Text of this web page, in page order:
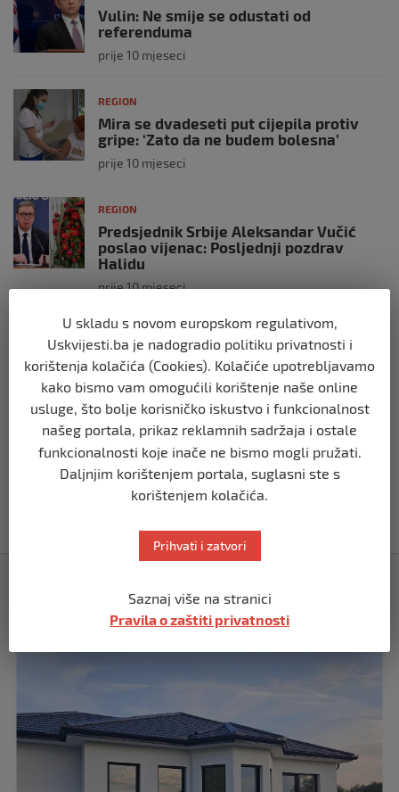
Vulin: Ne smije se odustati od
referenduma
prije 10 mjeseci
REGION
Mira se dvadeseti put cijepila protiv
gripe: ‘Zato da ne budem bolesna’
prije 10 mjeseci
REGION
Predsjednik Srbije Aleksandar Vučić
poslao vijenac: Posljednji pozdrav
Halidu
prije 10 mjeseci
Koza ogrebala dijete u zoološkom vrtu,
roditelji zvali hitnu i policiju: “Došli su
uhapsiti kozu”
prije 10 mjeseci
REGION
Vučić dramatično: “Biće rata, Vojska
Srbije je spremna”
U skladu s novom europskom regulativom,
Uskvijesti.ba je nadogradio politiku privatnosti i
korištenja kolačića (Cookies). Kolačiće upotrebljavamo
kako bismo vam omogućili korištenje naše online
usluge, što bolje korisničko iskustvo i funkcionalnost
našeg portala, prikaz reklamnih sadržaja i ostale
funkcionalnosti koje inače ne bismo mogli pružati.
Daljnjim korištenjem portala, suglasni ste s
korištenjem kolačića.
Prihvati i zatvori
Saznaj više na stranici
Pravila o zaštiti privatnosti